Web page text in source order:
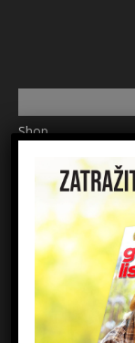
Shop
Pretplata
Uvjeti korištenja
Prijavite se